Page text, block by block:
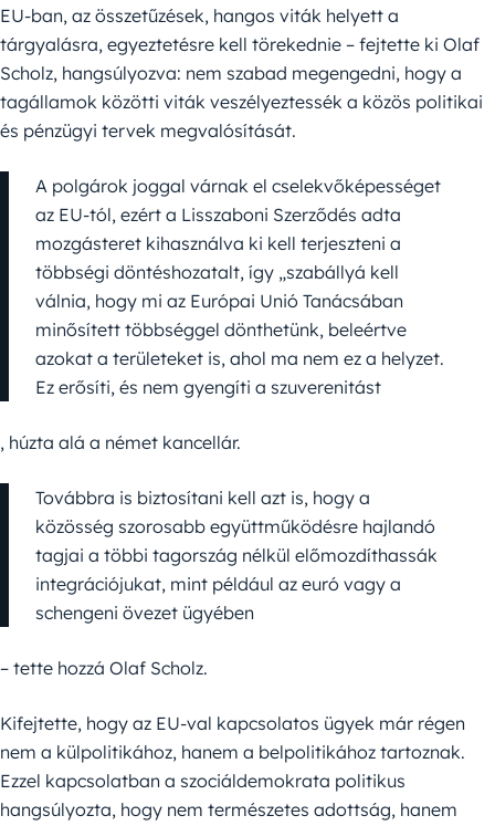
EU-ban, az összetűzések, hangos viták helyett a
tárgyalásra, egyeztetésre kell törekednie – fejtette ki Olaf
Scholz, hangsúlyozva: nem szabad megengedni, hogy a
tagállamok közötti viták veszélyeztessék a közös politikai
és pénzügyi tervek megvalósítását.
A polgárok joggal várnak el cselekvőképességet
az EU-tól, ezért a Lisszaboni Szerződés adta
mozgásteret kihasználva ki kell terjeszteni a
többségi döntéshozatalt, így „szabállyá kell
válnia, hogy mi az Európai Unió Tanácsában
minősített többséggel dönthetünk, beleértve
azokat a területeket is, ahol ma nem ez a helyzet.
Ez erősíti, és nem gyengíti a szuverenitást
, húzta alá a német kancellár.
Továbbra is biztosítani kell azt is, hogy a
közösség szorosabb együttműködésre hajlandó
tagjai a többi tagország nélkül előmozdíthassák
integrációjukat, mint például az euró vagy a
schengeni övezet ügyében
– tette hozzá Olaf Scholz.
Kifejtette, hogy az EU-val kapcsolatos ügyek már régen
nem a külpolitikához, hanem a belpolitikához tartoznak.
Ezzel kapcsolatban a szociáldemokrata politikus
hangsúlyozta, hogy nem természetes adottság, hanem